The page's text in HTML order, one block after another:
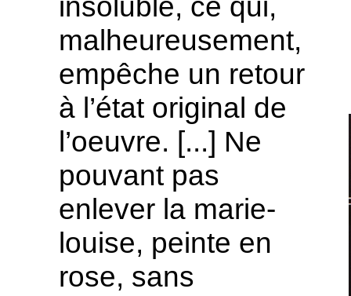
malheureusement,
empêche un retour
à l’état original de
l’oeuvre. [...] Ne
pouvant pas
enlever la marie-
louise, peinte en
rose, sans